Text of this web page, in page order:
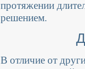
протяжении
решением.
В отличие от